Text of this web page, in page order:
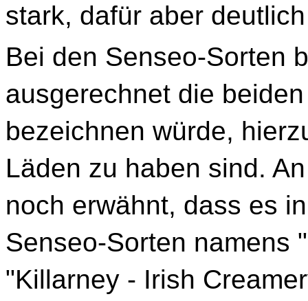
stark, dafür aber
Bei den Senseo-Sorten
ausgerechnet die
bezeichnen würde,
Läden zu haben sind.
noch erwähnt, dass es
Senseo-Sorten namens
"Killarney - Irish